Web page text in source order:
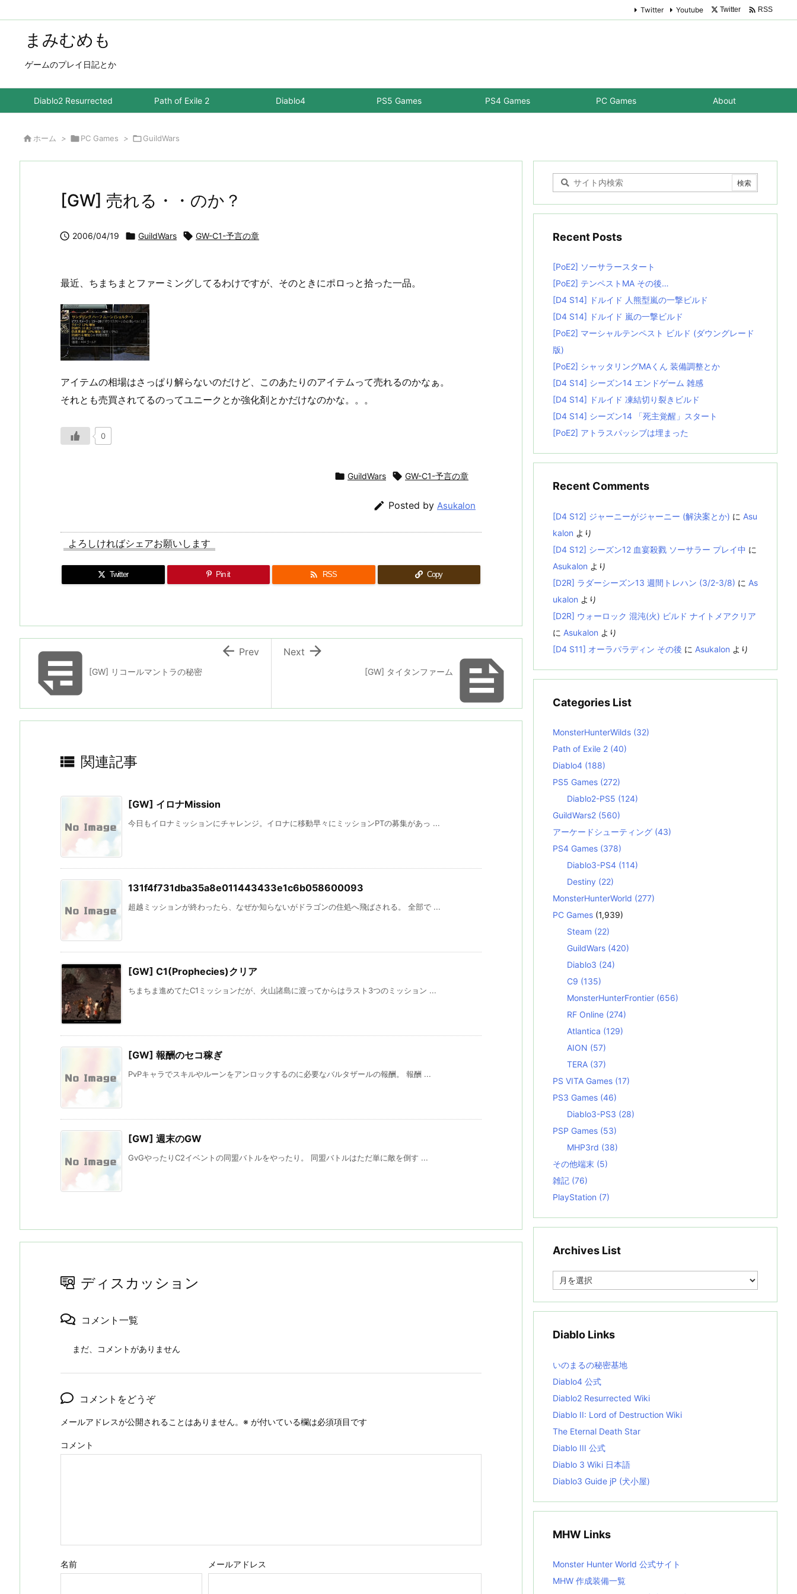
まみむめも
ゲームのプレイ日記とか
Diablo2 Resurrected Path of Exile 2 Diablo4 PS5 Games PS4 Games PC Games About
Twitter Youtube Twitter  RSS
 ホーム > PC Games > GuildWars
[GW] 売れる・・のか？
 2006/04/19  GuildWars  GW-C1-予言の章
最近、ちまちまとファーミングしてるわけですが、そのときにポロっと拾った一品。
アイテムの相場はさっぱり解らないのだけど、このあたりのアイテムって売れるのかなぁ。
それとも売買されてるのってユニークとか強化剤とかだけなのかな。。。
0
 GuildWars  GW-C1-予言の章
 Posted by Asukalon
よろしければシェアお願いします
Twitter Pin it  RSS Copy

[GW] タイタンファーム

Next
[GW] リコールマントラの秘密
 Prev
 関連記事
[GW] イロナMission
今日もイロナミッションにチャレンジ。イロナに移動早々にミッションPTの募集があっ ...
131f4f731dba35a8e011443433e1c6b058600093
超越ミッションが終わったら、なぜか知らないがドラゴンの住処へ飛ばされる。 全部で ...
[GW] C1(Prophecies)クリア
ちまちま進めてたC1ミッションだが、火山諸島に渡ってからはラスト3つのミッション ...
[GW] 報酬のセコ稼ぎ
PvPキャラでスキルやルーンをアンロックするのに必要なバルタザールの報酬。 報酬 ...
[GW] 週末のGW
GvGやったりC2イベントの同盟バトルをやったり。 同盟バトルはただ単に敵を倒す ...
ディスカッション
コメント一覧
まだ、コメントがありません
コメントをどうぞ
メールアドレスが公開されることはありません。 ※ が付いている欄は必須項目です
コメント
名前 メールアドレス
Recent Posts
[PoE2] ソーサラースタート
[PoE2] テンペストMA その後…
[D4 S14] ドルイド 人熊型嵐の一撃ビルド
[D4 S14] ドルイド 嵐の一撃ビルド
[PoE2] マーシャルテンペスト ビルド (ダウングレード
版)
[PoE2] シャッタリングMAくん 装備調整とか
[D4 S14] シーズン14 エンドゲーム 雑感
[D4 S14] ドルイド 凍結切り裂きビルド
[D4 S14] シーズン14 「死主覚醒」スタート
[PoE2] アトラスパッシブは埋まった
Recent Comments
[D4 S12] ジャーニーがジャーニー (解決案とか) に Asu
kalon より
[D4 S12] シーズン12 血宴殺戮 ソーサラー プレイ中 に
Asukalon より
[D2R] ラダーシーズン13 週間トレハン (3/2-3/8) に As
ukalon より
[D2R] ウォーロック 混沌(火) ビルド ナイトメアクリア
に Asukalon より
[D4 S11] オーラパラディン その後 に Asukalon より
Categories List
MonsterHunterWilds (32)
Path of Exile 2 (40)
Diablo4 (188)
PS5 Games (272)
Diablo2-PS5 (124)
GuildWars2 (560)
アーケードシューティング (43)
PS4 Games (378)
Diablo3-PS4 (114)
Destiny (22)
MonsterHunterWorld (277)
PC Games (1,939)
Steam (22)
GuildWars (420)
Diablo3 (24)
C9 (135)
MonsterHunterFrontier (656)
RF Online (274)
Atlantica (129)
AION (57)
TERA (37)
PS VITA Games (17)
PS3 Games (46)
Diablo3-PS3 (28)
PSP Games (53)
MHP3rd (38)
その他端末 (5)
雑記 (76)
PlayStation (7)
Archives List
e
i
s
t
Diablo Links
いのまるの秘密基地
Diablo4 公式
Diablo2 Resurrected Wiki
Diablo II: Lord of Destruction Wiki
The Eternal Death Star
Diablo III 公式
Diablo 3 Wiki 日本語
Diablo3 Guide jP (犬小屋)
MHW Links
Monster Hunter World 公式サイト
MHW 作成装備一覧